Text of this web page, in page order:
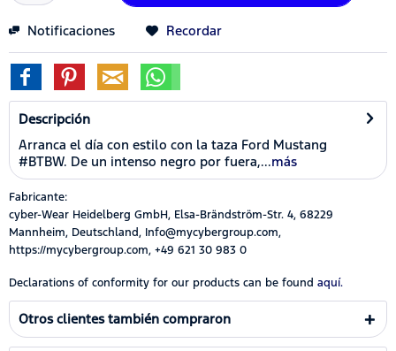
Notificaciones Recordar
Descripción
Arranca el día con estilo con la taza Ford Mustang
#BTBW. De un intenso negro por fuera,...más
Fabricante:
cyber-Wear Heidelberg GmbH, Elsa-Brändström-Str. 4, 68229
Mannheim, Deutschland, Info@mycybergroup.com,
https://mycybergroup.com, +49 621 30 983 0
Declarations of conformity for our products can be found aquí.
Otros clientes también compraron